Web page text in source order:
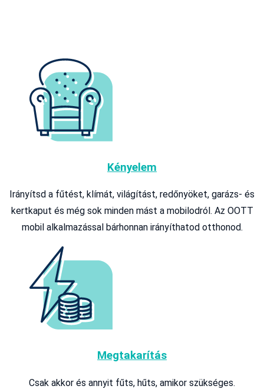
Kényelem
Irányítsd a fűtést, klímát, világítást, redőnyöket, garázs- és
kertkaput és még sok minden mást a mobilodról. Az OOTT
mobil alkalmazással bárhonnan irányíthatod otthonod.
Megtakarítás
Csak akkor és annyit fűts, hűts, amikor szükséges.